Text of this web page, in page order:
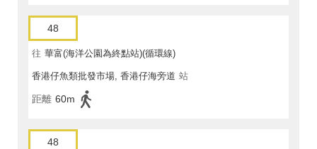
48
往 華富(海洋公園為終點站)(循環線)
香港仔魚類批發市場, 香港仔海旁道 站
距離 60m
48